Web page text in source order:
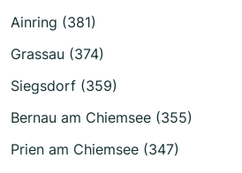
Ainring (381)
Grassau (374)
Siegsdorf (359)
Bernau am Chiemsee (355)
Prien am Chiemsee (347)